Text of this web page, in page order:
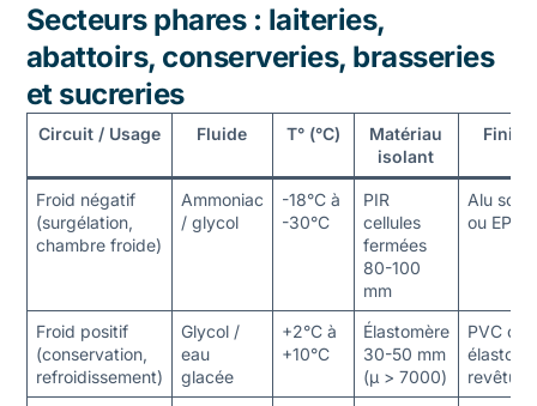
Secteurs phares : laiteries,
abattoirs, conserveries, brasseries
et sucreries
Circuit / Usage Fluide T° (°C)
Matériau
isolant
Froid négatif
(surgélation,
chambre froide)
Ammoniac
/ glycol
-18°C à
-30°C
PIR
cellules
fermées
80-100
mm
Alu
ou
Froid positif
(conservation,
refroidissement)
Glycol /
eau
glacée
+2°C à
+10°C
Élastomère
30-50 mm
(μ > 7000)
PVC ou
élasto
revêtu